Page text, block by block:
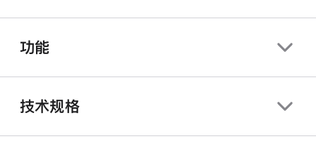
功能
技术规格